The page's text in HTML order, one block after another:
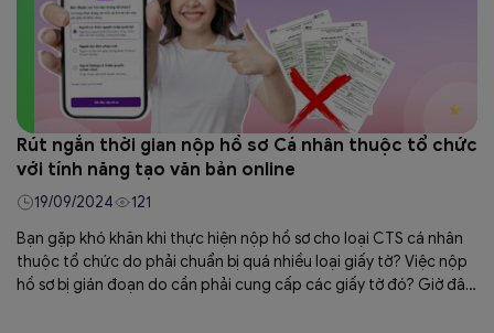
Rút ngắn thời gian nộp hồ sơ Cá nhân thuộc tổ chức
với tính năng tạo văn bản online
19/09/2024
121
Bạn gặp khó khăn khi thực hiện nộp hồ sơ cho loại CTS cá nhân
thuộc tổ chức do phải chuẩn bị quá nhiều loại giấy tờ? Việc nộp
hồ sơ bị gián đoạn do cần phải cung cấp các giấy tờ đó? Giờ đây,